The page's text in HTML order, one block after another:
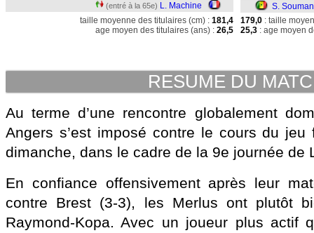
(entré à la 65e) L. Machine
S.
taille moyenne des titulaires (cm) : 181,4
age moyen des titulaires (ans) : 26,5
179,0 : taille
25,3 : age moyen
RESUME DU
Au terme d’une rencontre globalement
Angers s’est imposé contre le cours du
dimanche, dans le cadre de la 9e journée de
En confiance offensivement après leur
contre Brest (3-3), les Merlus ont plutôt
Raymond-Kopa. Avec un joueur plus actif